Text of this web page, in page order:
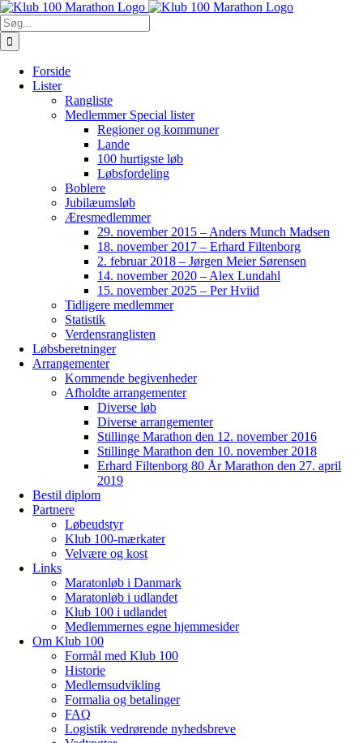
Skip
to
content
Søg
efter:
Forside
Lister
Rangliste
Medlemmer Special lister
Regioner og kommuner
Lande
100 hurtigste løb
Løbsfordeling
Boblere
Jubilæumsløb
Æresmedlemmer
29. november 2015 – Anders Munch Madsen
18. november 2017 – Erhard Filtenborg
2. februar 2018 – Jørgen Meier Sørensen
14. november 2020 – Alex Lundahl
15. november 2025 – Per Hviid
Tidligere medlemmer
Statistik
Verdensranglisten
Løbsberetninger
Arrangementer
Kommende begivenheder
Afholdte arrangementer
Diverse løb
Diverse arrangementer
Stillinge Marathon den 12. november 2016
Stillinge Marathon den 10. november 2018
Erhard Filtenborg 80 År Marathon den 27. april
2019
Bestil diplom
Partnere
Løbeudstyr
Klub 100-mærkater
Velvære og kost
Links
Maratonløb i Danmark
Maratonløb i udlandet
Klub 100 i udlandet
Medlemmernes egne hjemmesider
Om Klub 100
Formål med Klub 100
Historie
Medlemsudvikling
Formalia og betalinger
FAQ
Logistik vedrørende nyhedsbreve